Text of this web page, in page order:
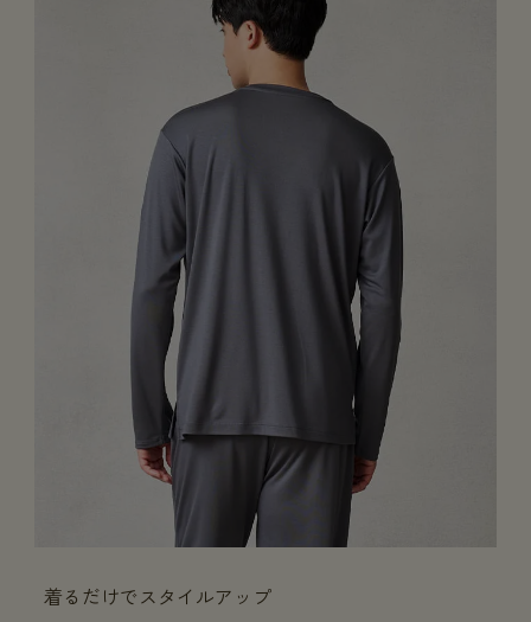
着るだけでスタイルアップ